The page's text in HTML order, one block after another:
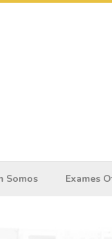
Somos Exames